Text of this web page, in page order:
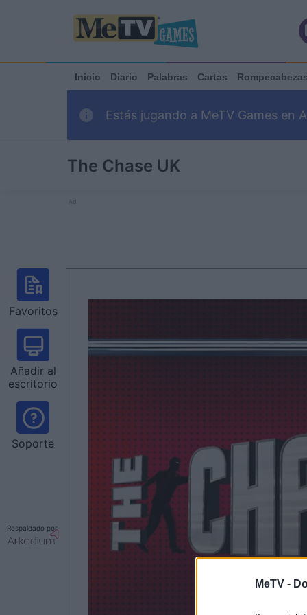
MeTV -
Inicio Diario Palabras Cartas Rompecabezas
Estás jugando a MeTV Games en
The Chase UK
Ad
Favoritos
Añadir al
escritorio
Soporte
Respaldado por